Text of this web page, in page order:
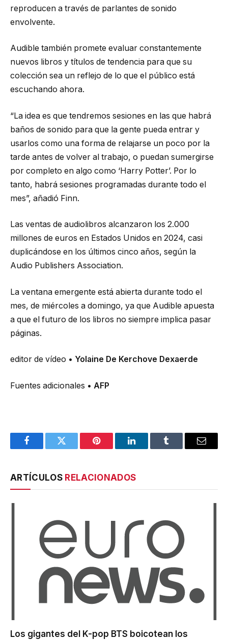
reproducen a través de parlantes de sonido
envolvente.
Audible también promete evaluar constantemente
nuevos libros y títulos de tendencia para que su
colección sea un reflejo de lo que el público está
escuchando ahora.
“La idea es que tendremos sesiones en las que habrá
baños de sonido para que la gente pueda entrar y
usarlos como una forma de relajarse un poco por la
tarde antes de volver al trabajo, o puedan sumergirse
por completo en algo como ‘Harry Potter’. Por lo
tanto, habrá sesiones programadas durante todo el
mes”, añadió Finn.
Las ventas de audiolibros alcanzaron los 2.000
millones de euros en Estados Unidos en 2024, casi
duplicándose en los últimos cinco años, según la
Audio Publishers Association.
La ventana emergente está abierta durante todo el
mes, de miércoles a domingo, ya que Audible apuesta
a que el futuro de los libros no siempre implica pasar
páginas.
editor de vídeo • Yolaine De Kerchove Dexaerde
Fuentes adicionales • AFP
FacebookTwitter Pinterest LinkedInTumblr Email
ARTÍCULOS RELACIONADOS
Los gigantes del K-pop BTS boicotean los